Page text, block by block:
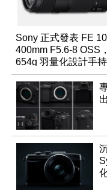
Sony 正式發表 FE
400mm F5.6-8 OSS，
654g 羽量化設計手
鬆